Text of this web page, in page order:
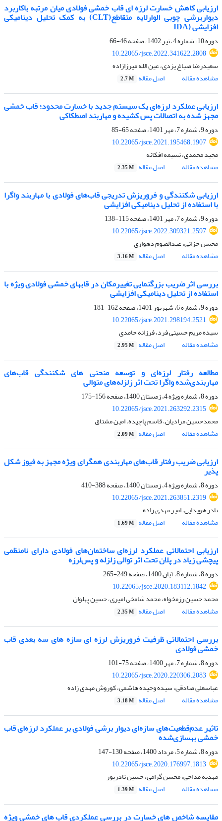
ارزیابی کاهش خسارت لرزه ای قاب خمشی فولادی میان مرتبه باکاربرد
دیواربرشی چوبی الوارلایه متقاطع(CLT) به کمک تحلیل دینامیکی
افزایشی (IDA
دوره 10، شماره 4، تیر 1402، صفحه
46-66
10.22065/jsce.2022.341622.2808
سعیدرضا صباغ یزدی، عین الله میرزازاده
مشاهده مقاله
اصل مقاله 2.7 M
ارزیابی عملکرد لرزه‌ای یک سیستم جدید با خسارت محدود؛ قاب خمشی
مجهز شده به اتصالات پس کشیده و مهاربند اصطکاکی
دوره 9، شماره 7، مهر 1401، صفحه
65-85
10.22065/jsce.2021.195468.1907
مجید محمدی، نسیمه افکانه
مشاهده مقاله
اصل مقاله 2.35 M
ارزیابی شکنندگی و فروریزش تدریجی قاب‌های فولادی با مهاربند واگرا
با استفاده از تحلیل دینامیکی افزایشی
دوره 9، شماره 7، مهر 1401، صفحه
115-138
10.22065/jsce.2022.309321.2597
محسن خزائی، عبدالقیوم دهواری
مشاهده مقاله
اصل مقاله 3.16 M
بررسی اثر ضریب بزرگنمایی تغییرمکان در قابهای خمشی فولادی ویژه با
استفاده از تحلیل دینامیکی افزایشی
دوره 9، شماره 6، شهریور 1401، صفحه
162-181
10.22065/jsce.2021.298194.2521
سیده مریم حسینی فرد، فرزانه حامدی
مشاهده مقاله
اصل مقاله 2.95 M
مطالعه رفتار لرزه‌ای و توسعه منحنی های شکنندگی قاب‌های
مهاربندی‌شده واگرا تحت اثر زلزله‌های متوالی
دوره 8، شماره ویژه 4، زمستان 1400، صفحه
156-175
10.22065/jsce.2021.263292.2315
محمدحسین مرادیان، قاسم پاچیده، امین مشتاق
مشاهده مقاله
اصل مقاله 2.09 M
ارزیابی ضریب رفتار قاب‌های مهاربندی همگرای ویژه مجهز به فیوز شکل
پذیر
دوره 8، شماره ویژه 4، زمستان 1400، صفحه
388-410
10.22065/jsce.2021.263851.2319
نادر هویدایی، امیر مهدی زاده
مشاهده مقاله
اصل مقاله 1.69 M
ارزیابی احتمالاتی عملکرد لرزه‌ای ساختمان‌های فولادی دارای نامنظمی
پیچشی زیاد در پلان تحت اثر توالی زلزله و پس‌لرزه
دوره 8، شماره 8، آبان 1400، صفحه
249-265
10.22065/jsce.2020.183112.1842
محمد حسین رزمخواه، محمد شامخی امیری، حسین پهلوان
مشاهده مقاله
اصل مقاله 2.35 M
بررسی احتمالاتی ظرفیت فروریزش لرزه ای سازه های سه بعدی قاب
خمشی فولادی
دوره 8، شماره 7، مهر 1400، صفحه
75-101
10.22065/jsce.2020.220306.2083
عباسعلی صادقی، سیده وحیده هاشمی، کوروش مهدی زاده
مشاهده مقاله
اصل مقاله 3.18 M
تاثیر عدم‌قطعیت‌های سازه‌ای دیوار برشی فولادی بر عملکرد لرزه‌ای قاب
خمشی بهسازی‌شده
دوره 8، شماره 5، مرداد 1400، صفحه
130-147
10.22065/jsce.2020.176997.1813
مهدیه مداحی، محسن گرامی، حسین نادرپور
مشاهده مقاله
اصل مقاله 1.39 M
مقایسه شاخص های خسارت در بررسی عملکردی قاب های خمشی ویژه